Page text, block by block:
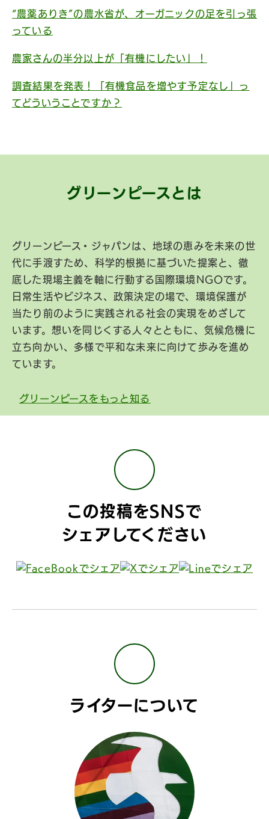
“農薬ありき”の農水省が、オーガニックの足を引っ張
っている
農家さんの半分以上が「有機にしたい」！
調査結果を発表！「有機食品を増やす予定なし」っ
てどういうことですか？
グリーンピースとは
グリーンピース・ジャパンは、地球の恵みを未来の世
代に手渡すため、科学的根拠に基づいた提案と、徹
底した現場主義を軸に行動する国際環境NGOです。
日常生活やビジネス、政策決定の場で、環境保護が
当たり前のように実践される社会の実現をめざして
います。想いを同じくする人々とともに、気候危機に
立ち向かい、多様で平和な未来に向けて歩みを進め
ています。
グリーンピースをもっと知る
この投稿をSNSで
シェアしてください
ライターについて